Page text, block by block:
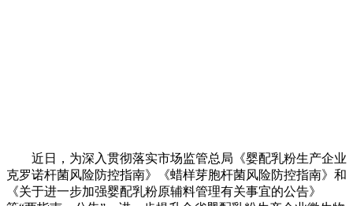
近日，为深入贯彻落实市场监管总局《婴配乳粉生产企业
克罗诺杆菌风险防控指南》《蜡样芽胞杆菌风险防控指南》和
《关于进一步加强婴配乳粉原辅料管理有关事宜的公告》